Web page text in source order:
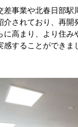
差事業や北春日部駅
介されており、再開
に高まり、より住み
感することができま